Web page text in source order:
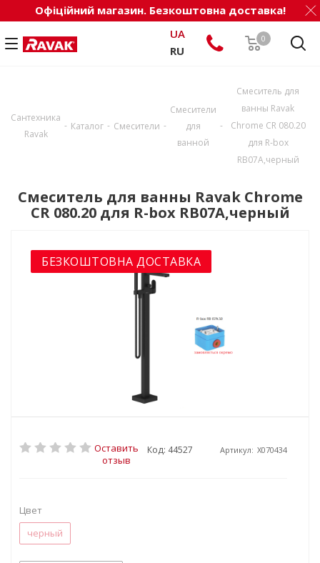
Офіційний магазин. Безкоштовна доставка!
0
UA
RU
Сантехника
Ravak
- Каталог - Смесители -
Смесители
для
ванной
-
Смеситель для
ванны Ravak
Chrome CR 080.20
для R-box
RB07A,черный
Смеситель для ванны Ravak Chrome
CR 080.20 для R-box RB07A,черный
БЕЗКОШТОВНА ДОСТАВКА
Оставить
отзыв
Код: 44527 Артикул: X070434
Цвет
черный